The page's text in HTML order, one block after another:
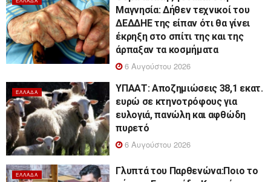
Μαγνησία: Δήθεν τεχνικοί του
ΔΕΔΔΗΕ της είπαν ότι θα γίνει
έκρηξη στο σπίτι της και της
άρπαξαν τα κοσμήματα
6 Αυγούστου 2026
ΕΛΛΆΔΑ
ΥΠΑΑΤ: Αποζημιώσεις 38,1 εκατ.
ευρώ σε κτηνοτρόφους για
ευλογιά, πανώλη και αφθώδη
πυρετό
6 Αυγούστου 2026
ΕΛΛΆΔΑ
Γλυπτά του Παρθενώνα:Ποιο το